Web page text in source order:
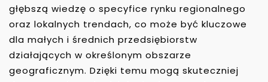
głębszą wiedzę o specyfice rynku regionalnego
oraz lokalnych trendach, co może być kluczowe
dla małych i średnich przedsiębiorstw
działających w określonym obszarze
geograficznym. Dzięki temu mogą skuteczniej